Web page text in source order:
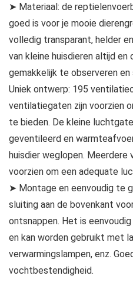
➤ Materiaal: de
goed is voor je mooie
volledig transparant, helder
van kleine huisdieren altijd en
gemakkelijk te observeren en
Uniek ontwerp: 195
ventilatiegaten zijn voorzien
te bieden. De kleine
geventileerd en
huisdier weglopen. Meerdere
voorzien om een adequate
➤ Montage en eenvoudig te
sluiting aan de bovenkant
ontsnappen. Het is
en kan worden gebruikt met
verwarmingslampen, enz.
vochtbestendigheid.